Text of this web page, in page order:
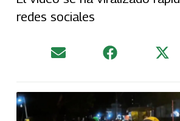
redes sociales